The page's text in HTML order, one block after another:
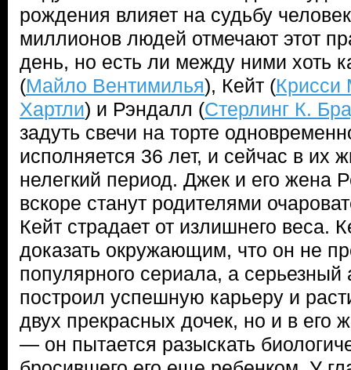
рождения влияет на судьбу
миллионов людей отмечают этот
день, но есть ли между ними хоть
(Майло Вентимилья), Кейт (Крисси
Хартли) и Рэндалл (Стерлинг К.
задуть свечи на торте
исполняется 36 лет, и сейчас в их
нелегкий период. Джек и его жена
вскоре станут родителями
Кейт страдает от излишнего веса.
доказать окружающим, что он не
популярного сериала, а серьезный
построил успешную карьеру и
двух прекрасных дочек, но и в его
— он пытается разыскать